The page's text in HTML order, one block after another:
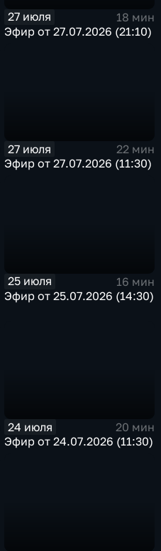
27 июля
18 мин
Эфир от 27.07.2026 (21:10)
27 июля
22 мин
Эфир от 27.07.2026 (11:30)
25 июля
16 мин
Эфир от 25.07.2026 (14:30)
24 июля
20 мин
Эфир от 24.07.2026 (11:30)